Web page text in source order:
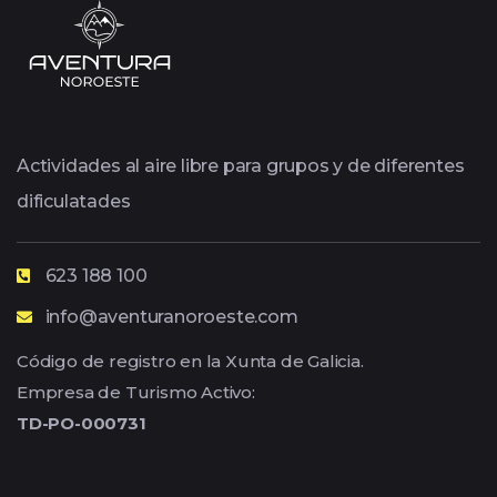
Actividades al aire libre para grupos y de diferentes
dificulatades
623 188 100
info@aventuranoroeste.com
Código de registro en la Xunta de Galicia.
Empresa de Turismo Activo:
TD-PO-000731